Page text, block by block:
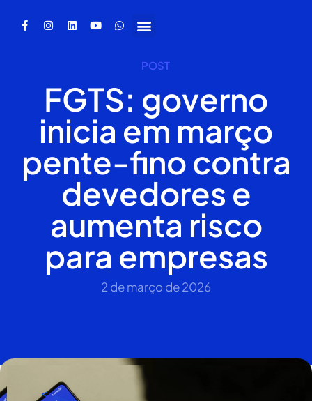
<
POST
FGTS: governo
inicia em março
pente-fino contra
devedores e
aumenta risco
para empresas
2 de março de 2026